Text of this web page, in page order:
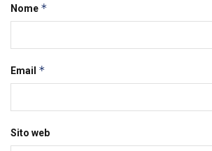
Nome *
Email *
Sito web